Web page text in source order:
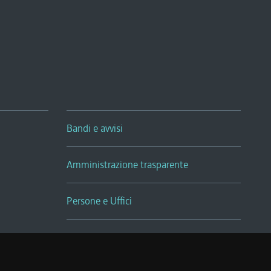
Bandi e avvisi
Amministrazione trasparente
Persone e Uffici
Sala Tiziano Tessitori